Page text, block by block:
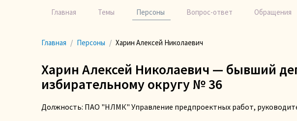
Главная Темы Персоны Вопрос-ответ Обращения
Главная Персоны Харин Алексей Николаевич
Харин Алексей Николаевич — бывший
избирательному округу № 36
Должность: ПАО "НЛМК" Управление предпроектных работ,